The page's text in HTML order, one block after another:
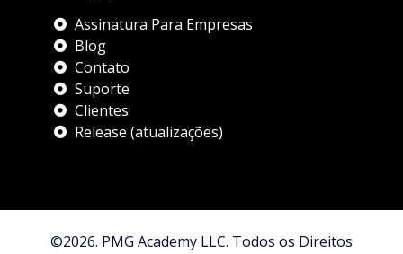
Assinatura Para Empresas
Blog
Contato
Suporte
Clientes
Release (atualizações)
©2026. PMG Academy LLC. Todos os Direitos